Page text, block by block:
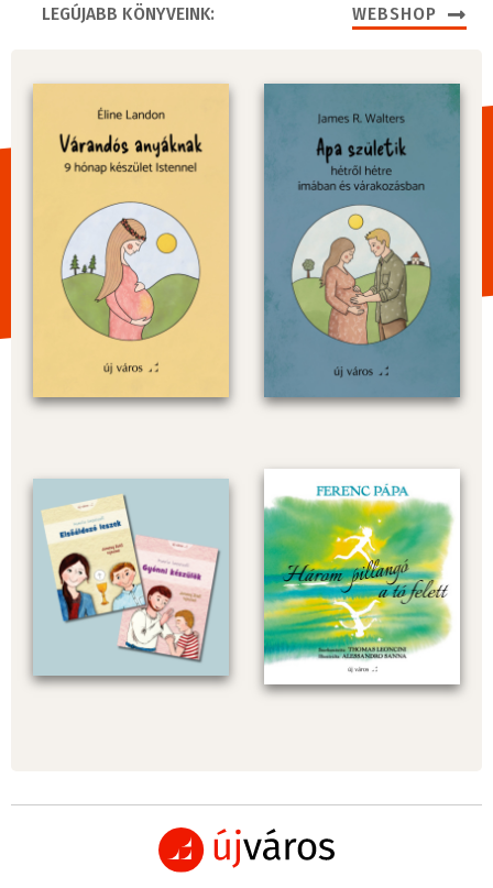
LEGÚJABB KÖNYVEINK: WEBSHOP